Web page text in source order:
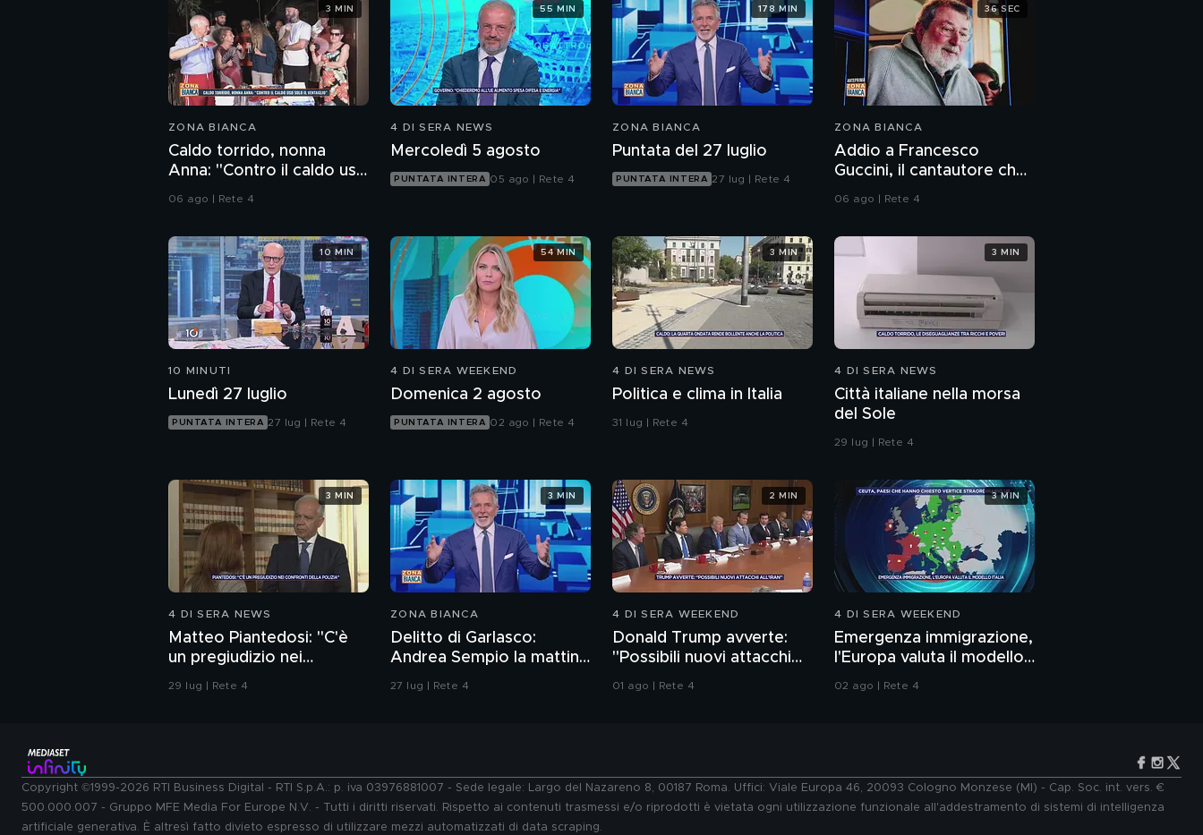
ZONA BIANCA
Caldo torrido, nonna
Anna: "Contro il caldo uso
solo il ventaglio"
06 ago | Rete 4
3 MIN
4 DI SERA NEWS
Mercoledì 5 agosto
PUNTATA INTERA 05 ago | Rete 4
55 MIN
ZONA BIANCA
Puntata del 27 luglio
PUNTATA INTERA 27 lug | Rete 4
178 MIN
ZONA BIANCA
Addio a Francesco
Guccini, il cantautore che
ha raccontato l'Italia
06 ago | Rete 4
36 SEC
10 MINUTI
Lunedì 27 luglio
PUNTATA INTERA 27 lug | Rete 4
10 MIN
4 DI SERA WEEKEND
Domenica 2 agosto
PUNTATA INTERA 02 ago | Rete 4
54 MIN
4 DI SERA NEWS
Politica e clima in Italia
31 lug | Rete 4
3 MIN
4 DI SERA NEWS
Città italiane nella morsa
del Sole
29 lug | Rete 4
3 MIN
4 DI SERA NEWS
Matteo Piantedosi: "C'è
un pregiudizio nei
confronti della polizia"
29 lug | Rete 4
3 MIN
ZONA BIANCA
Delitto di Garlasco:
Andrea Sempio la mattina
del delitto è stato in un
27 lug | Rete 4
3 MIN
4 DI SERA WEEKEND
Donald Trump avverte:
"Possibili nuovi attacchi
all'Iran"
01 ago | Rete 4
2 MIN
4 DI SERA WEEKEND
Emergenza immigrazione,
l'Europa valuta il modello
02 ago | Rete 4
3 MIN
Copyright ©1999-2026 RTI Business Digital - RTI S.p.A.: p. iva 03976881007 - Sede legale: Largo del Nazareno 8, 00187 Roma. Uffici: Viale Europa 46, 20093 Cologno Monzese (MI) - Cap. Soc. int. vers. €
500.000.007 - Gruppo MFE Media For Europe N.V. - Tutti i diritti riservati. Rispetto ai contenuti trasmessi e/o riprodotti è vietata ogni utilizzazione funzionale all'addestramento di sistemi di intelligenza
artificiale generativa. È altresì fatto divieto espresso di utilizzare mezzi automatizzati di data scraping.